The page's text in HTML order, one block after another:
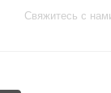
Свяжитесь с